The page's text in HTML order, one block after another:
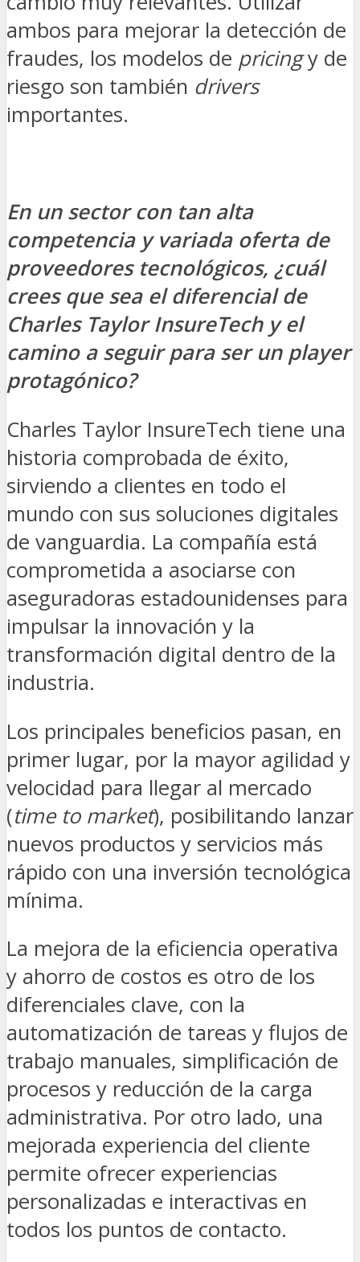
ambos para mejorar la detección de
fraudes, los modelos de pricingy de
riesgo son también drivers
importantes.
En un sector con tan alta
competencia y variada oferta de
proveedores tecnológicos, ¿cuál
crees que sea el diferencial de
Charles Taylor InsureTech y el
camino a seguir para ser un player
protagónico?
Charles Taylor InsureTech tiene una
historia comprobada de éxito,
sirviendo a clientes en todo el
mundo con sus soluciones digitales
de vanguardia. La compañía está
comprometida a asociarse con
aseguradoras estadounidenses para
impulsar la innovación y la
transformación digital dentro de la
industria.
Los principales beneficios pasan, en
primer lugar, por la mayor agilidad y
velocidad para llegar al mercado
(time to market), posibilitando lanzar
nuevos productos y servicios más
rápido con una inversión tecnológica
mínima.
La mejora de la eficiencia operativa
y ahorro de costos es otro de los
diferenciales clave, con la
automatización de tareas y flujos de
trabajo manuales, simplificación de
procesos y reducción de la carga
administrativa. Por otro lado, una
mejorada experiencia del cliente
permite ofrecer experiencias
personalizadas e interactivas en
todos los puntos de contacto.